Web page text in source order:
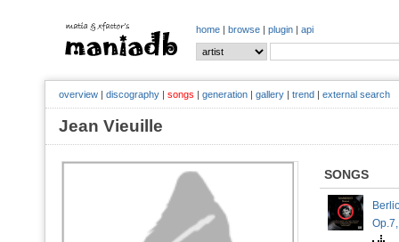
home | browse | plugin | api
overview | discography | songs | generation | gallery | trend | external search
Jean Vieuille
SONGS